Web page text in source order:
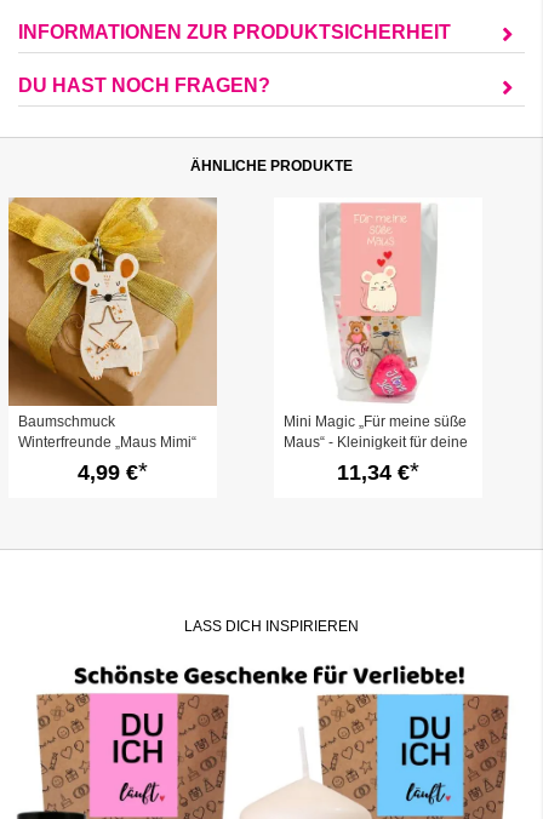
INFORMATIONEN ZUR PRODUKTSICHERHEIT
DU HAST NOCH FRAGEN?
ÄHNLICHE PRODUKTE
Baumschmuck
Winterfreunde „Maus Mimi“
– schöner
Geschenkanhänger
4,99 €
Mini Magic „Für meine süße
Maus“ - Kleinigkeit für deine
Freundin (Set 1)
11,34 €
LASS DICH INSPIRIEREN